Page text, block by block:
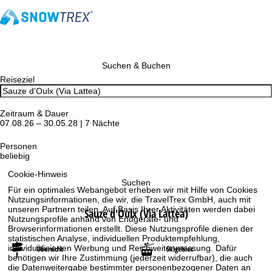
Cookie-Hinweis
Für ein optimales Webangebot erheben wir mit Hilfe von Cookies
Nutzungsinformationen, die wir, die TravelTrex GmbH, auch mit
unseren Partnern teilen. Auf Basis Ihrer Aktivitäten werden dabei
Nutzungsprofile anhand von Endgeräte- und
Browserinformationen erstellt. Diese Nutzungsprofile dienen der
statistischen Analyse, individuellen Produktempfehlung,
individualisierten Werbung und Reichweitenmessung. Dafür
benötigen wir Ihre Zustimmung (jederzeit widerrufbar), die auch
die Datenweitergabe bestimmter personenbezogener Daten an
Suchen & Buchen
Reiseziel
Zeitraum & Dauer
07.08.26 – 30.05.28 | 7 Nächte
Personen
beliebig
Suchen
Sauze d'Oulx (Via Lattea)
Übersicht Skigebiet